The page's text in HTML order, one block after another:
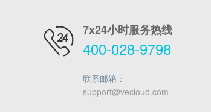
7x24小时服务热线
400-028-9798
联系邮箱：
support@vecloud.com